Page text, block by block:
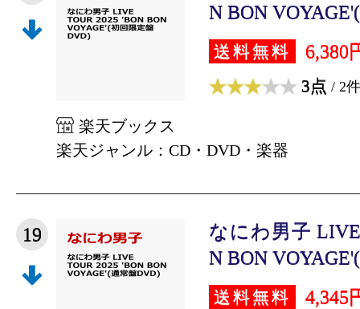
N BON
送料無料 6,380
3点 / 2件
楽天ブックス
楽天ジャンル：CD・DVD・楽器
19
なにわ男子
N BON
送料無料 4,345